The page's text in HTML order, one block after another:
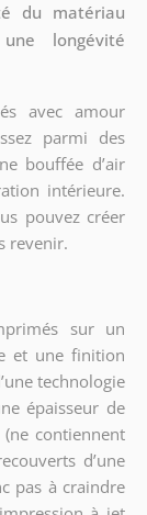
du matériau
longévité
avec amour
parmi des
bouffée d’air
intérieure.
pouvez créer
revenir.
sur un
et une finition
technologie
épaisseur de
contiennent
d’une
pas à craindre